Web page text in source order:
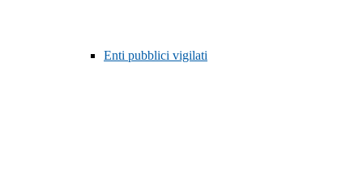
Enti pubblici vigilati